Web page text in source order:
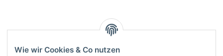
Wie wir Cookies & Co nutzen